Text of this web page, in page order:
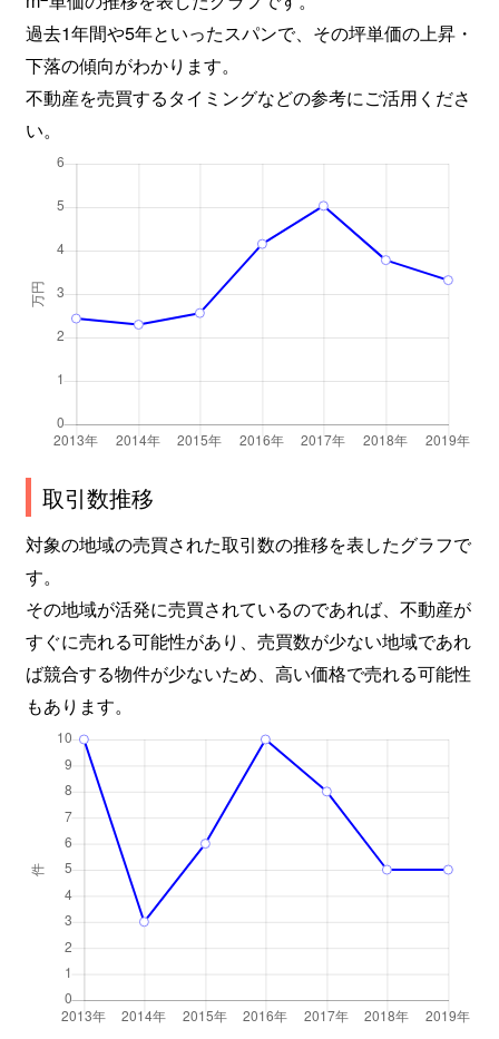
過去1年間や5年といったスパンで、その坪単価の上昇・
下落の傾向がわかります。
不動産を売買するタイミングなどの参考にご活用くださ
い。
取引数推移
対象の地域の売買された取引数の推移を表したグラフで
す。
その地域が活発に売買されているのであれば、不動産が
すぐに売れる可能性があり、売買数が少ない地域であれ
ば競合する物件が少ないため、高い価格で売れる可能性
もあります。